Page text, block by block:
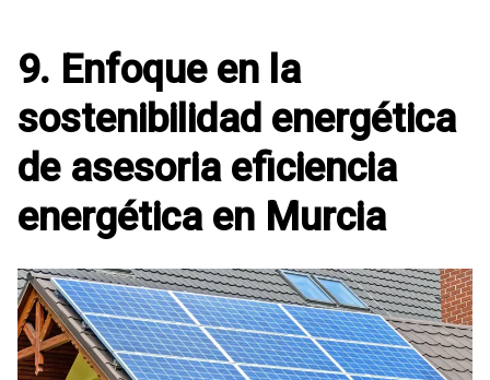
9. Enfoque en la
sostenibilidad energética
de asesoria eficiencia
energética en Murcia